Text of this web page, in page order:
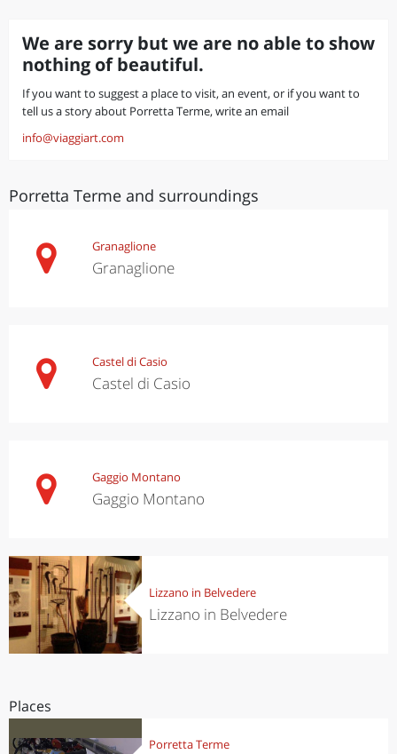
We are sorry but we are no able to show
nothing of beautiful.
If you want to suggest a place to visit, an event, or if you want to
tell us a story about Porretta Terme, write an email
info@viaggiart.com
Porretta Terme and surroundings
Granaglione
Granaglione
Castel di Casio
Castel di Casio
Gaggio Montano
Gaggio Montano
Lizzano in Belvedere
Lizzano in Belvedere
Places
Porretta Terme